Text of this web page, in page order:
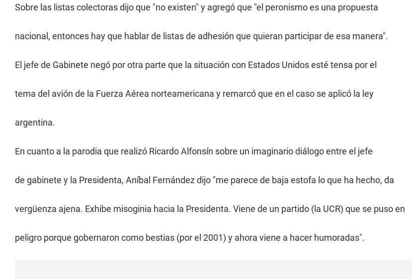
Sobre las listas colectoras dijo que "no existen" y agregó que "el peronismo es una propuesta
nacional, entonces hay que hablar de listas de adhesión que quieran participar de esa manera".
El jefe de Gabinete negó por otra parte que la situación con Estados Unidos esté tensa por el
tema del avión de la Fuerza Aérea norteamericana y remarcó que en el caso se aplicó la ley
argentina.
En cuanto a la parodia que realizó Ricardo Alfonsín sobre un imaginario diálogo entre el jefe
de gabinete y la Presidenta, Aníbal Fernández dijo "me parece de baja estofa lo que ha hecho, da
vergüenza ajena. Exhibe misoginia hacia la Presidenta. Viene de un partido (la UCR) que se puso en
peligro porque gobernaron como bestias (por el 2001) y ahora viene a hacer humoradas".